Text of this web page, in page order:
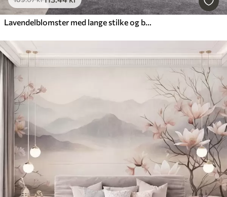
Lavendelblomster med lange stilke og blade, kunstværk i bløde pastelfarver med struktur